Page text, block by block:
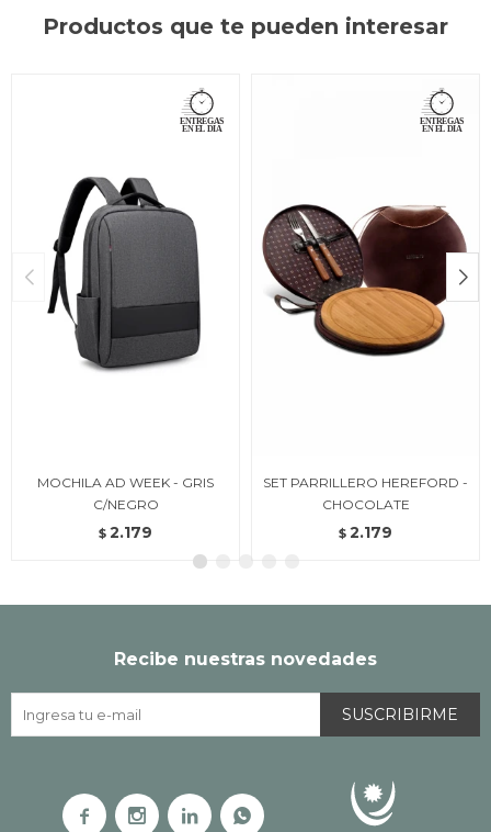
Productos que te pueden interesar
MOCHILA AD WEEK - GRIS
C/NEGRO
$ 2.179
SET PARRILLERO HEREFORD -
CHOCOLATE
$ 2.179
Recibe nuestras novedades
SUSCRIBIRME
   